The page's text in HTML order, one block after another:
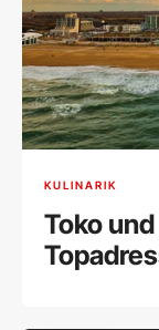
KULINARIK
Toko